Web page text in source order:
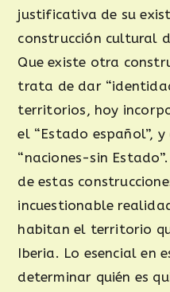
justificativa de su
construcción cultural
Que existe otra
trata de dar
territorios, hoy
el “Estado español”,
“naciones-sin
de estas
incuestionable
habitan el territorio
Iberia. Lo esencial en
determinar quién es